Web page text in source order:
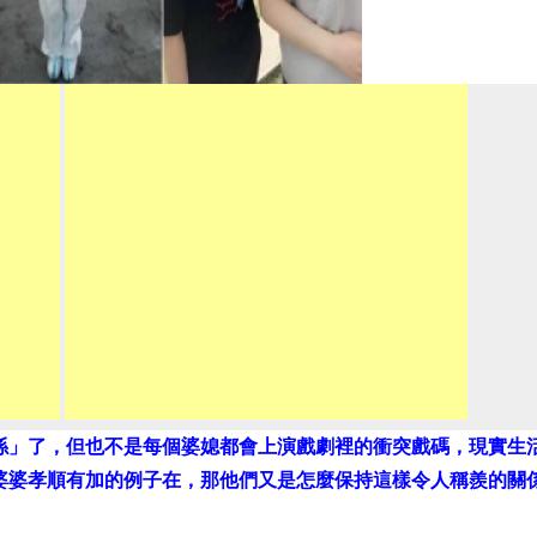
了，但也不是每個婆媳都會上演戲劇裡的衝突戲碼，現實生
孝順有加的例子在，那他們又是怎麼保持這樣令人稱羨的關